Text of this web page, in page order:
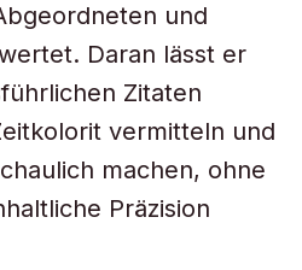
und
Daran lässt er
Zitaten
vermitteln und
machen, ohne
Präzision